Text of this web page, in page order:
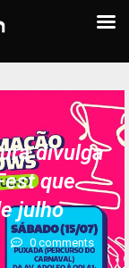
divulga
que
julho
0 comments